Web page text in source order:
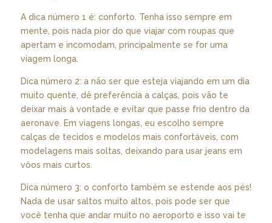
A dica número 1 é: conforto. Tenha isso sempre em
mente, pois nada pior do que viajar com roupas que
apertam e incomodam, principalmente se for uma
viagem longa.
Dica número 2: a não ser que esteja viajando em um dia
muito quente, dê preferência a calças, pois vão te
deixar mais à vontade e evitar que passe frio dentro da
aeronave. Em viagens longas, eu escolho sempre
calças de tecidos e modelos mais confortáveis, com
modelagens mais soltas, deixando para usar jeans em
vôos mais curtos.
Dica número 3: o conforto também se estende aos pés!
Nada de usar saltos muito altos, pois pode ser que
você tenha que andar muito no aeroporto e isso vai te